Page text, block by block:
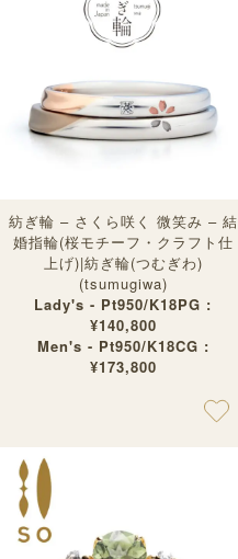
紡ぎ輪 – さくら咲く 微笑み – 結
婚指輪(桜モチーフ・クラフト仕
上げ)|紡ぎ輪(つむぎわ)
(tsumugiwa)
Lady's - Pt950/K18PG :
¥140,800
Men's - Pt950/K18CG :
¥173,800